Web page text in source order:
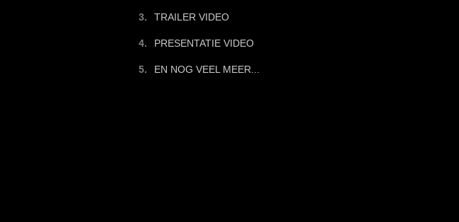
TRAILER VIDEO
PRESENTATIE VIDEO
EN NOG VEEL MEER...